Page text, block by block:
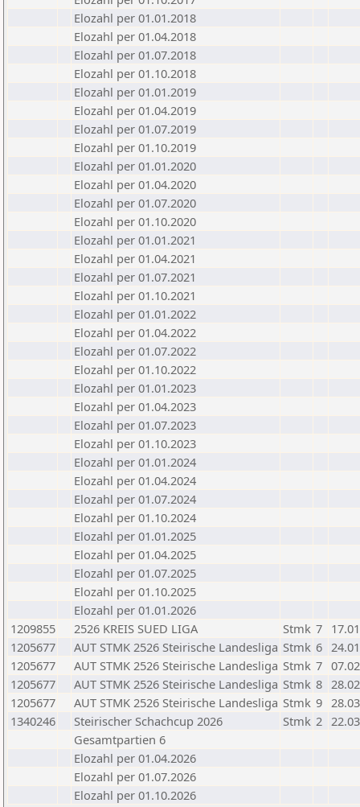
Elozahl per 01.01.2018
Elozahl per 01.04.2018
Elozahl per 01.07.2018
Elozahl per 01.10.2018
Elozahl per 01.01.2019
Elozahl per 01.04.2019
Elozahl per 01.07.2019
Elozahl per 01.10.2019
Elozahl per 01.01.2020
Elozahl per 01.04.2020
Elozahl per 01.07.2020
Elozahl per 01.10.2020
Elozahl per 01.01.2021
Elozahl per 01.04.2021
Elozahl per 01.07.2021
Elozahl per 01.10.2021
Elozahl per 01.01.2022
Elozahl per 01.04.2022
Elozahl per 01.07.2022
Elozahl per 01.10.2022
Elozahl per 01.01.2023
Elozahl per 01.04.2023
Elozahl per 01.07.2023
Elozahl per 01.10.2023
Elozahl per 01.01.2024
Elozahl per 01.04.2024
Elozahl per 01.07.2024
Elozahl per 01.10.2024
Elozahl per 01.01.2025
Elozahl per 01.04.2025
Elozahl per 01.07.2025
Elozahl per 01.10.2025
Elozahl per 01.01.2026
1209855
2526 KREIS SUED LIGA Stmk 7
1205677
AUT STMK 2526 Steirische Landesliga Stmk 6
1205677
AUT STMK 2526 Steirische Landesliga Stmk 7
1205677
AUT STMK 2526 Steirische Landesliga Stmk 8
1205677
AUT STMK 2526 Steirische Landesliga Stmk 9
1340246
Steirischer Schachcup 2026 Stmk 2
Gesamtpartien 6
Elozahl per 01.04.2026
Elozahl per 01.07.2026
Elozahl per 01.10.2026